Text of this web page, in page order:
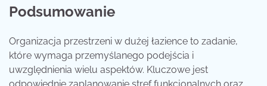
Podsumowanie
Organizacja przestrzeni w dużej łazience to zadanie,
które wymaga przemyślanego podejścia i
uwzględnienia wielu aspektów. Kluczowe jest